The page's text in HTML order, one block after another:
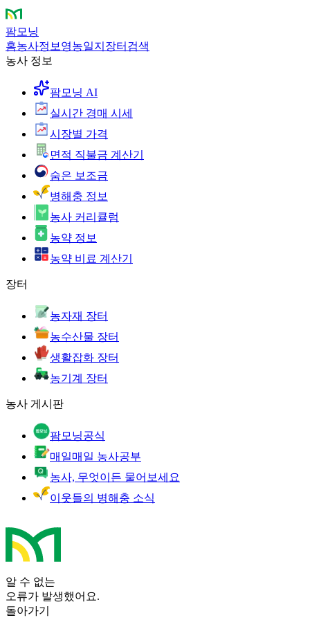
팜모닝
홈농사정보 영농일지 장터 검색
농사 정보
팜모닝 AI
실시간 경매 시세
시장별 가격
면적 직불금 계산기
숨은 보조금
병해충 정보
농사 커리큘럼
농약 정보
농약 비료 계산기
장터
농자재 장터
농수산물 장터
생활잡화 장터
농기계 장터
농사 게시판
팜모닝공식
매일매일 농사공부
농사, 무엇이든 물어보세요
이웃들의 병해충 소식
알 수 없는
오류가 발생했어요.
돌아가기